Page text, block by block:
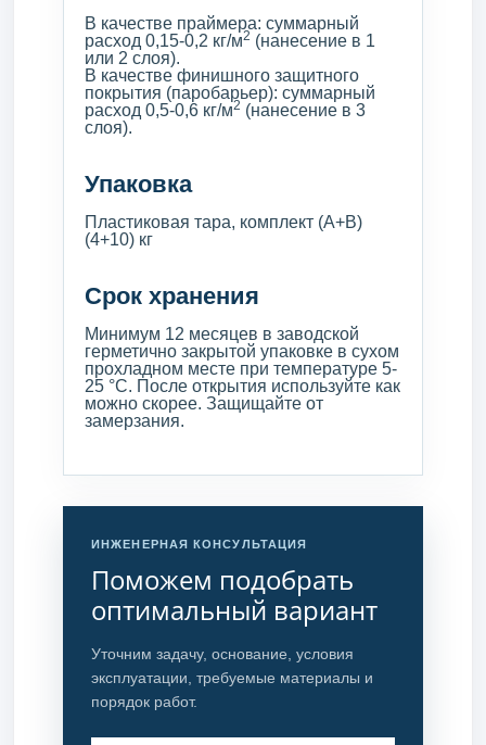
В качестве праймера: суммарный
расход 0,15-0,2 кг/м2 (нанесение в 1
или 2 слоя).
В качестве финишного защитного
покрытия (паробарьер): суммарный
расход 0,5-0,6 кг/м2 (нанесение в 3
слоя).
Упаковка
Пластиковая тара, комплект (А+В)
(4+10) кг
Срок хранения
Минимум 12 месяцев в заводской
герметично закрытой упаковке в сухом
прохладном месте при температуре 5-
25 °С. После открытия используйте как
можно скорее. Защищайте от
замерзания.
ИНЖЕНЕРНАЯ КОНСУЛЬТАЦИЯ
Поможем подобрать
оптимальный вариант
Уточним задачу, основание, условия
эксплуатации, требуемые материалы и
порядок работ.